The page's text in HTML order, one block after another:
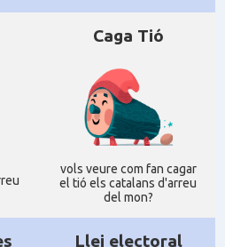
del Govern a França
general a Bayonne
general a Bordeaux
general a Lyon
general a Marseille
Caga Tió
vols veure com fan cagar
el tió els catalans d'arreu
del mon?
Llei electoral